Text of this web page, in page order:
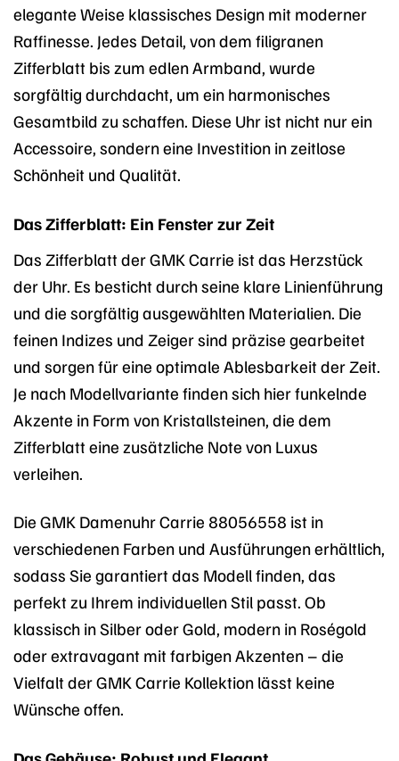
elegante Weise klassisches Design mit moderner
Raffinesse. Jedes Detail, von dem filigranen
Zifferblatt bis zum edlen Armband, wurde
sorgfältig durchdacht, um ein harmonisches
Gesamtbild zu schaffen. Diese Uhr ist nicht nur ein
Accessoire, sondern eine Investition in zeitlose
Schönheit und Qualität.
Das Zifferblatt: Ein Fenster zur Zeit
Das Zifferblatt der GMK Carrie ist das Herzstück
der Uhr. Es besticht durch seine klare Linienführung
und die sorgfältig ausgewählten Materialien. Die
feinen Indizes und Zeiger sind präzise gearbeitet
und sorgen für eine optimale Ablesbarkeit der Zeit.
Je nach Modellvariante finden sich hier funkelnde
Akzente in Form von Kristallsteinen, die dem
Zifferblatt eine zusätzliche Note von Luxus
verleihen.
Die GMK Damenuhr Carrie 88056558 ist in
verschiedenen Farben und Ausführungen erhältlich,
sodass Sie garantiert das Modell finden, das
perfekt zu Ihrem individuellen Stil passt. Ob
klassisch in Silber oder Gold, modern in Roségold
oder extravagant mit farbigen Akzenten – die
Vielfalt der GMK Carrie Kollektion lässt keine
Wünsche offen.